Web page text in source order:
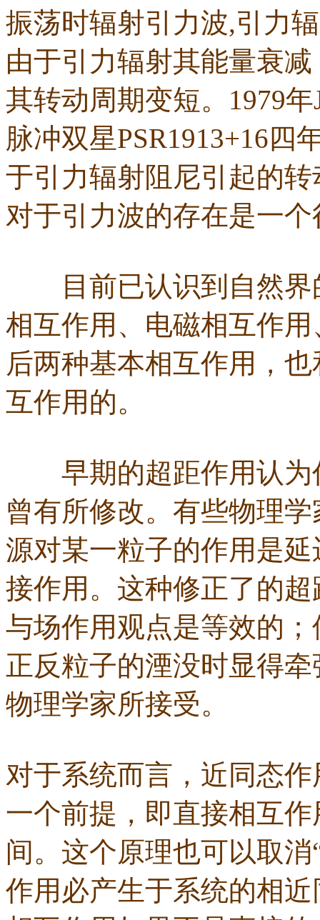
振荡时辐射引力波,引力
由于引力辐射其能量衰
其转动周期变短。1979
脉冲双星PSR1913+16四
于引力辐射阻尼引起的
对于引力波的存在是一
目前已认识到自然界
相互作用、电磁相互作
后两种基本相互作用，
互作用的。
早期的超距作用认为
曾有所修改。有些物理
源对某一粒子的作用是
接作用。这种修正了的
与场作用观点是等效的
正反粒子的湮没时显得
物理学家所接受。
对于系统而言，近同态
一个前提，即直接相互
间。这个原理也可以取
作用必产生于系统的相